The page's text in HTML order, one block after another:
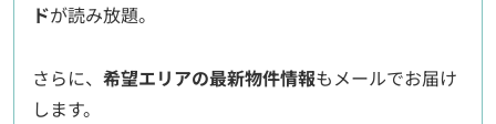
ドが読み放題。
さらに、 希望エリアの最新物件情報もメールでお届け
します。